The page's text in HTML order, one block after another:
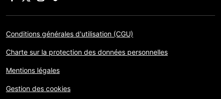
Conditions générales d'utilisation (CGU)
Charte sur la protection des données personnelles
Mentions légales
Gestion des cookies